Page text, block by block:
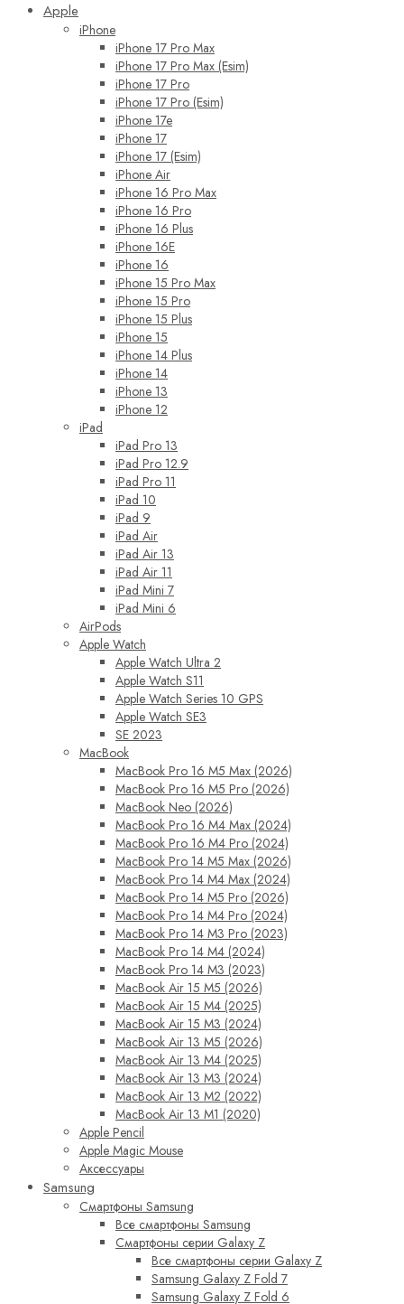
Apple
iPhone
iPhone 17 Pro Max
iPhone 17 Pro Max (Esim)
iPhone 17 Pro
iPhone 17 Pro (Esim)
iPhone 17e
iPhone 17
iPhone 17 (Esim)
iPhone Air
iPhone 16 Pro Max
iPhone 16 Pro
iPhone 16 Plus
iPhone 16E
iPhone 16
iPhone 15 Pro Max
iPhone 15 Pro
iPhone 15 Plus
iPhone 15
iPhone 14 Plus
iPhone 14
iPhone 13
iPhone 12
iPad
iPad Pro 13
iPad Pro 12.9
iPad Pro 11
iPad 10
iPad 9
iPad Air
iPad Air 13
iPad Air 11
iPad Mini 7
iPad Mini 6
AirPods
Apple Watch
Apple Watch Ultra 2
Apple Watch S11
Apple Watch Series 10 GPS
Apple Watch SE3
SE 2023
MacBook
MacBook Pro 16 M5 Max (2026)
MacBook Pro 16 M5 Pro (2026)
MacBook Neo (2026)
MacBook Pro 16 M4 Max (2024)
MacBook Pro 16 M4 Pro (2024)
MacBook Pro 14 M5 Max (2026)
MacBook Pro 14 M4 Max (2024)
MacBook Pro 14 M5 Pro (2026)
MacBook Pro 14 M4 Pro (2024)
MacBook Pro 14 M3 Pro (2023)
MacBook Pro 14 M4 (2024)
MacBook Pro 14 M3 (2023)
MacBook Air 15 M5 (2026)
MacBook Air 15 M4 (2025)
MacBook Air 15 M3 (2024)
MacBook Air 13 M5 (2026)
MacBook Air 13 M4 (2025)
MacBook Air 13 M3 (2024)
MacBook Air 13 M2 (2022)
MacBook Air 13 M1 (2020)
Apple Pencil
Apple Magic Mouse
Аксессуары
Samsung
Смартфоны Samsung
Все смартфоны Samsung
Смартфоны серии Galaxy Z
Все смартфоны серии Galaxy Z
Samsung Galaxy Z Fold 7
Samsung Galaxy Z Fold 6